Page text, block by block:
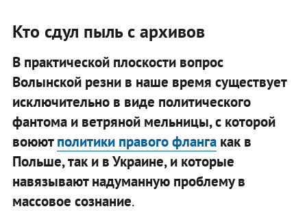
Кто сдул пыль с архивов
В практической плоскости вопрос
Волынской резни в наше время существует
исключительно в виде политического
фантома и ветряной мельницы, с которой
воюютполитики правого флангакак в
Польше, так и в Украине, и которые
навязывают надуманную проблему в
массовое сознание.